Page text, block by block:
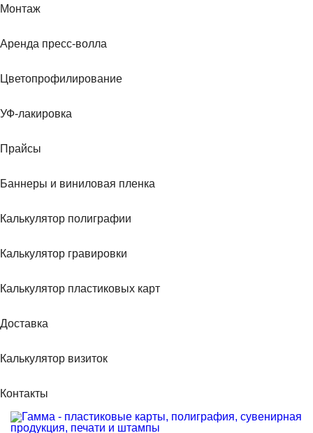
Монтаж
Аренда пресс-волла
Цветопрофилирование
УФ-лакировка
Прайсы
Баннеры и виниловая пленка
Калькулятор полиграфии
Калькулятор гравировки
Калькулятор пластиковых карт
Доставка
Калькулятор визиток
Контакты